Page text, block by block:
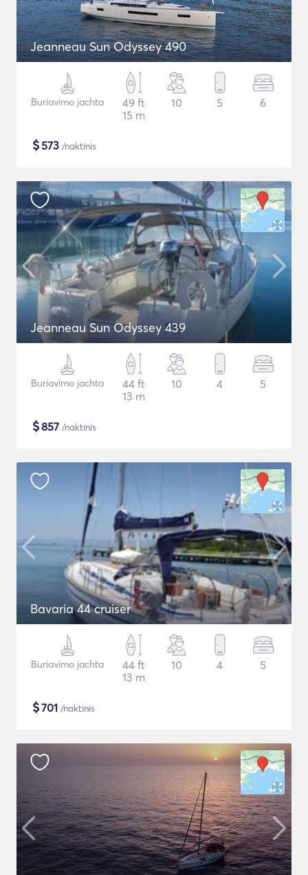
Jeanneau Sun Odyssey 490
Buriavimo jachta
49 ft
15 m
10 5 6
$573 /naktinis
Jeanneau Sun Odyssey 439
Buriavimo jachta
44 ft
13 m
10 4 5
$857 /naktinis
Bavaria 44 cruiser
Buriavimo jachta
44 ft
13 m
10 4 5
$701 /naktinis